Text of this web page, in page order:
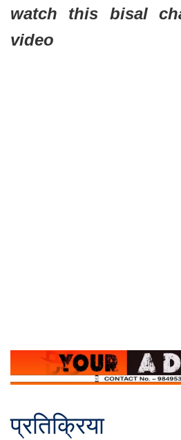
watch this bisal
video
प्रतिक्रिया